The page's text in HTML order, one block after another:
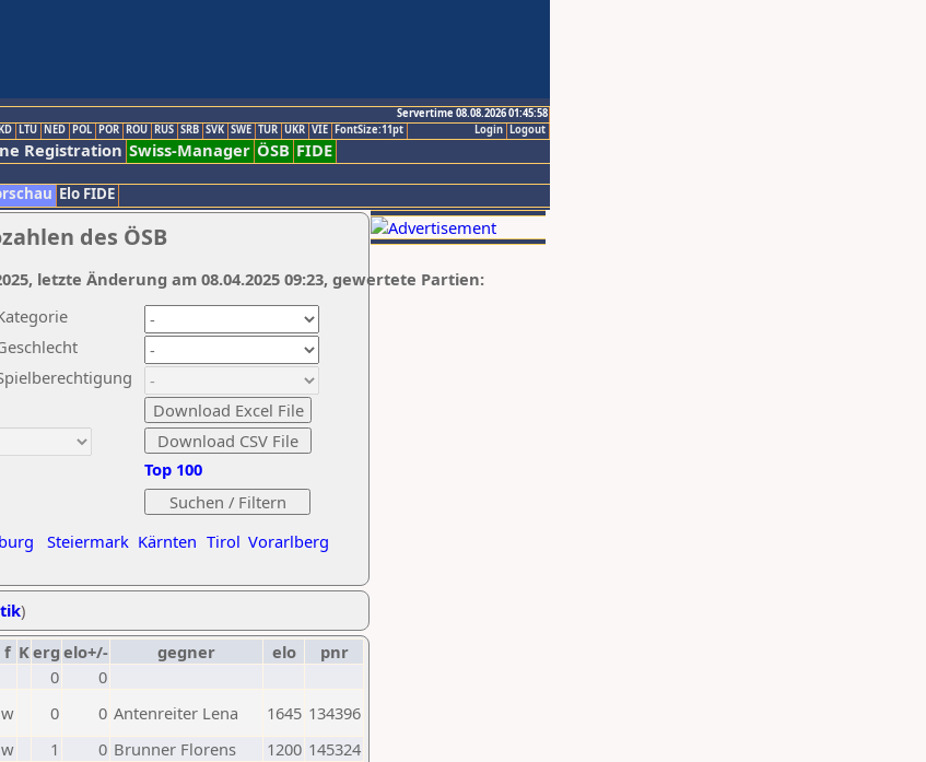
Servertime 08.08.2026 01:45:58
Logout
Login
LTU NED POL POR ROU RUS SRB SVK SWE TUR UKR VIE FontSize:11pt
Registration Swiss-Manager ÖSB FIDE
Elo FIDE
des ÖSB
Steiermark Kärnten Tirol Vorarlberg
Top 100
letzte Änderung am 08.04.2025 09:23, gewertete Partien:
)
f Kerg elo+/- gegner elo
pnr
0
0
w 0 0 Antenreiter Lena 1645 134396
w 1 0 Brunner Florens 1200 145324